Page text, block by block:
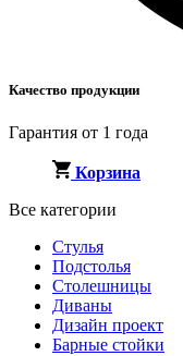
Качество продукции
Гарантия от 1 года
Корзина
Все категории
Стулья
Подстолья
Столешницы
Диваны
Дизайн проект
Барные стойки